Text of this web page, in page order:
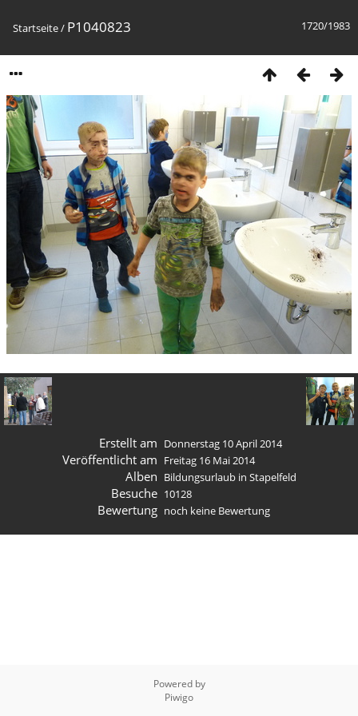
1720/1983
Startseite/ P1040823
Erstellt am Donnerstag 10 April 2014
Veröffentlicht am Freitag 16 Mai 2014
Alben Bildungsurlaub in Stapelfeld
Besuche 10128
Bewertung noch keine Bewertung
Powered by
Piwigo